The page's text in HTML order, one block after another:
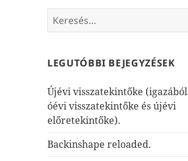
Keresés:
LEGUTÓBBI BEJEGYZÉSEK
Újévi visszatekintőke (igazából
óévi visszatekintőke és újévi
előretekintőke).
Backinshape reloaded.